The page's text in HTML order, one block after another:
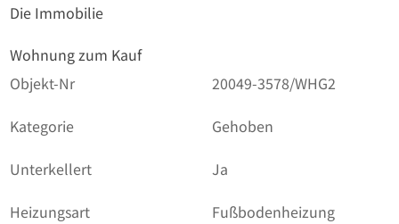
Die Immobilie
Wohnung zum Kauf
Objekt-Nr
20049-3578/WHG2
Kategorie
Gehoben
Unterkellert
Ja
Heizungsart
Fußbodenheizung